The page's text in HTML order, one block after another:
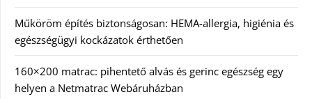
Műköröm építés biztonságosan: HEMA-allergia, higiénia és
egészségügyi kockázatok érthetően
160×200 matrac: pihentető alvás és gerinc egészség egy
helyen a Netmatrac Webáruházban